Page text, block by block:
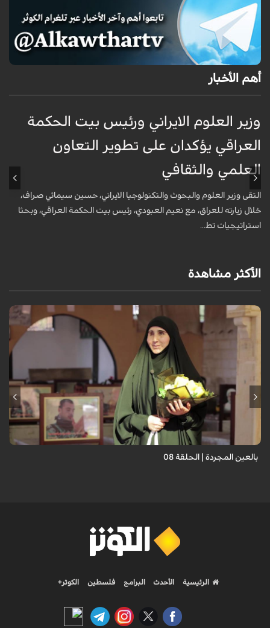
أهم الأخبار
وزير العلوم الايراني ورئيس بيت الحكمة
العراقي يؤكدان على تطوير التعاون
العلمي والثقافي
التقى وزير العلوم والبحوث والتكنولوجيا الايراني، حسين سيمائي صراف،
خلال زيارته للعراق، مع نعيم العبودي، رئيس بيت الحكمة العراقي، وبحثا
استراتيجيات تط...
الأكثر مشاهدة
برنامج "بالعين المجردة" هو توثيق إنسانيٌّ شجاعٌ للحياة تحت وطأة الحرب،
حيث نستمع فيه إلى شهاداتٍ حيّةٍ لأشخاص عايشوا التفجيرات والدمار، فنرى
بعيونهم ت...
بالعين المجردة | الحلقة 08
الرئيسية الأحدث البرامج فلسطين الكوثر+